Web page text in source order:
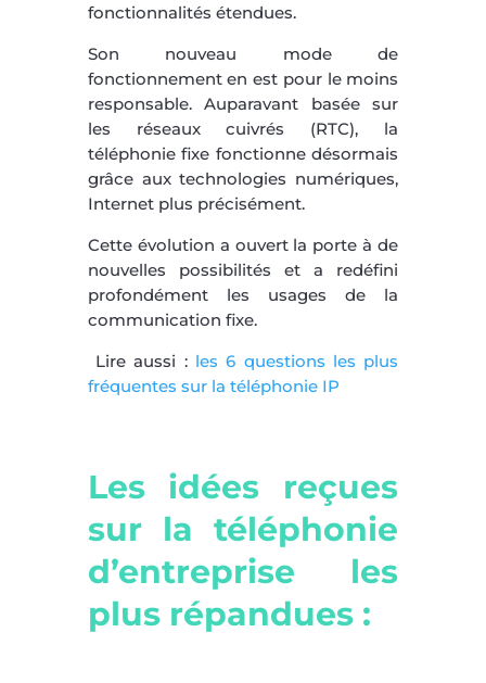
fonctionnalités étendues.
Son nouveau mode de
fonctionnement en est pour le moins
responsable. Auparavant basée sur
les réseaux cuivrés (RTC), la
téléphonie fixe fonctionne désormais
grâce aux technologies numériques,
Internet plus précisément.
Cette évolution a ouvert la porte à de
nouvelles possibilités et a redéfini
profondément les usages de la
communication fixe.
Lire aussi : les 6 questions les plus
fréquentes sur la téléphonie IP
Les idées reçues
sur la téléphonie
d’entreprise les
plus répandues :